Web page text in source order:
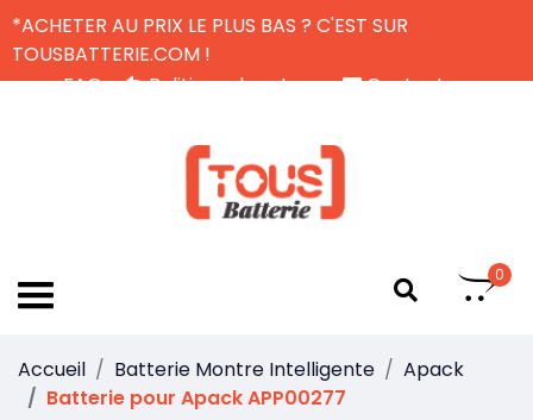
*ACHETER AU PRIX LE PLUS BAS ? C'EST SUR
TOUSBATTERIE.COM !
FAQ
Politique de retour
Contactez-nous
0
Accueil Batterie Montre Intelligente
Apack
Batterie pour Apack APP00277